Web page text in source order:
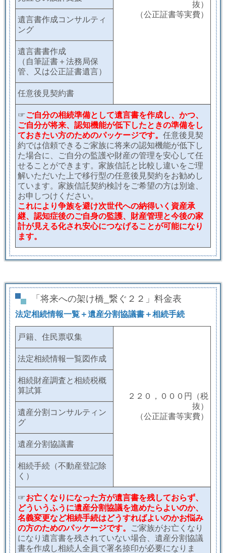
抜）
（公正証書等実費）
遺言書作成コンサルティ
ング
遺言書書作成
（自筆証書＋法務局保
管、又は公正証書遺言）
任意後見契約書
☞ご自分の相続準備として遺言書を作成し、かつ、
ご自分が将来、認知機能が低下したときの準備をし
ておきたい方のためのパッケージです。 任意後見契
約では信頼できるご家族に将来の認知機能が低下し
た場合に、ご自分の監護や財産の管理を安心して任
せることができます。家族信託と比較し違いをご理
解いただいた上で移行型の任意後見契約をお勧めし
ています。家族信託契約検討をご希望の方は別途、
お申しつけください。
これにより争族を避け次世代への納得いく資産承
継、認知症後のご自身の監護、財産管理と今後の家
計が見える化され安心につなげることが可能になり
ます。
「将来への架け橋_繋ぐ２２」料金表
法定相続情報一覧＋遺産分割協議書＋相続手続
戸籍、住民票収集
２２０，０００円（税
抜）
（公正証書等実費）
法定相続情報一覧図作成
相続財産調査と相続税概
算試算
遺産分割コンサルティン
グ
遺産分割協議書
相続手続（不動産登記除
く）
☞お亡くなりになった方が遺言書を残しておらず、
どういうふうに遺産分割協議を進めたらよいのか、
名義変更など相続手続はどうすればよいのかお悩み
の方のためのパッケージです。
ご家族がお亡くなり
になり遺言書を残されていない場合、遺産分割協議
書を作成し相続人全員で署名捺印が必要になりま